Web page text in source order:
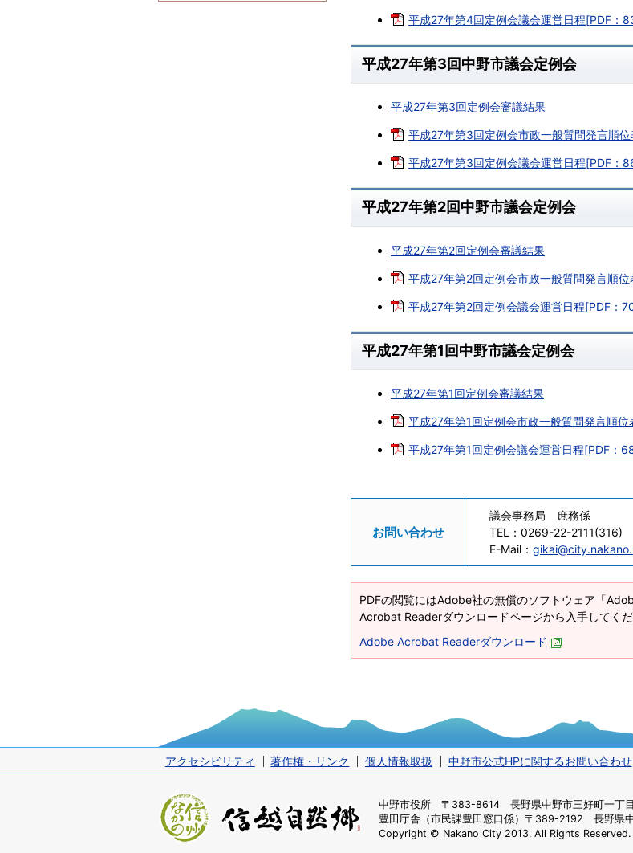
平成27年第4回定例会議会運営日程[PDF：
平成27年第3回中野市議会定例会
平成27年第3回定例会審議結果
平成27年第3回定例会市政一般質問発言順
平成27年第3回定例会議会運営日程[PDF：
平成27年第2回中野市議会定例会
平成27年第2回定例会審議結果
平成27年第2回定例会市政一般質問発言順
平成27年第2回定例会議会運営日程[PDF：
平成27年第1回中野市議会定例会
平成27年第1回定例会審議結果
平成27年第1回定例会市政一般質問発言順
平成27年第1回定例会議会運営日程[PDF：
お問い合わせ
議会事務局 庶務係
TEL：0269-22-2111(316)
E-Mail：
PDFの閲覧にはAdobe社の無償のソフトウェア「
Acrobat Readerダウンロードページから入手してくだ
Adobe Acrobat Readerダウンロード
アクセシビリティ 著作権・リンク 個人情報取扱 中野市公式HPに関するお問い合わせ
中野市役所 〒383-8614 長野県中野市三好町一丁
豊田庁舎（市民課豊田窓口係） 〒389-2192 長野県
Copyright © Nakano City 2013. All Rights Reserved.